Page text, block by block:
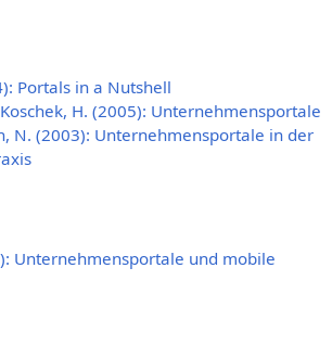
Portals in a Nutshell
H. (2005): Unternehmensportale
N. (2003): Unternehmensportale in der
Unternehmensportale und mobile